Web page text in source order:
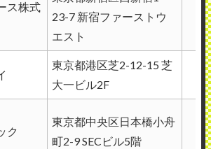
ス株式
23-7 新宿ファーストウ
エスト
東京都港区芝2-12-15 芝
大一ビル2F
ク
東京都中央区日本橋小舟
町2-9 SECビル5階